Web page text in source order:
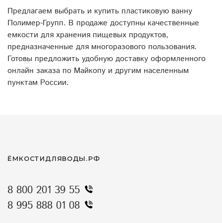
Предлагаем выбрать и купить пластиковую ванну
Полимер-Групп. В продаже доступны качественные
емкости для хранения пищевых продуктов,
предназначенные для многоразового пользования.
Готовы предложить удобную доставку оформленного
онлайн заказа по Майкопу и другим населенным
пунктам России.
ЁМКОСТИДЛЯВОДЫ.РФ
8 800 201 39 55
8 995 888 01 08